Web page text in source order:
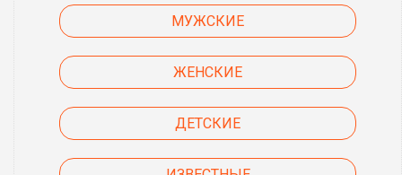
МУЖСКИЕ
ЖЕНСКИЕ
ДЕТСКИЕ